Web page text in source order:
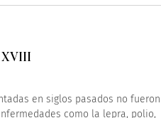
XVIII
en siglos pasados no fueron
como la lepra, polio,